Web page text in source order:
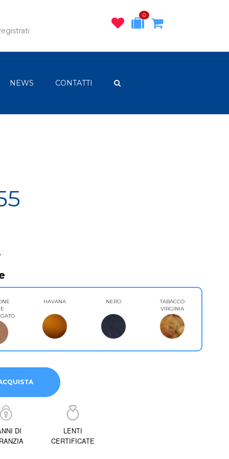
0
NEWS CONTATTI
HAVANA NERO
TABACCO
VIRGINIA
DI
LENTI
CERTIFICATE